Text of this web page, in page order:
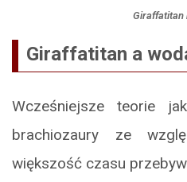
Giraffatitan
Giraffatitan a
Wcześniejsze teorie
brachiozaury ze
większość czasu